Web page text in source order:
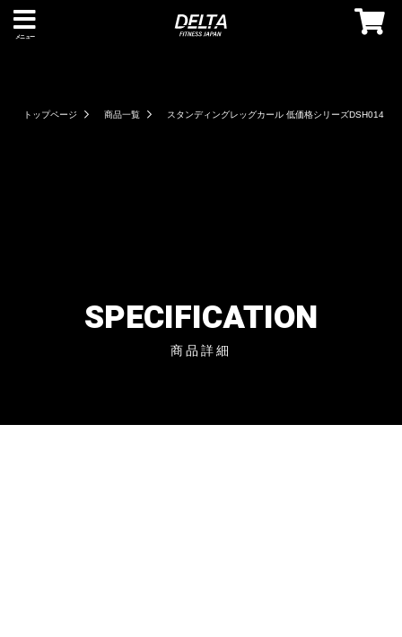
メニュー
トップページ 商品一覧 スタンディングレッグカール 低価格シリーズDSH014
SPECIFICATION
商品詳細